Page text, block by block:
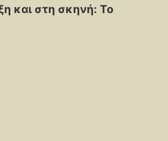
και στη σκηνή: Το